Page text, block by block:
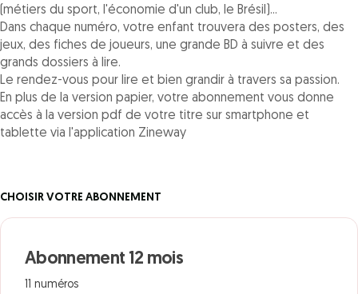
(métiers du sport, l'économie d'un club, le Brésil)...
Dans chaque numéro, votre enfant trouvera des posters, des
jeux, des fiches de joueurs, une grande BD à suivre et des
grands dossiers à lire.
Le rendez-vous pour lire et bien grandir à travers sa passion.
En plus de la version papier, votre abonnement vous donne
accès à la version pdf de votre titre sur smartphone et
tablette via l'application Zineway
CHOISIR VOTRE ABONNEMENT
Abonnement 12 mois
11 numéros